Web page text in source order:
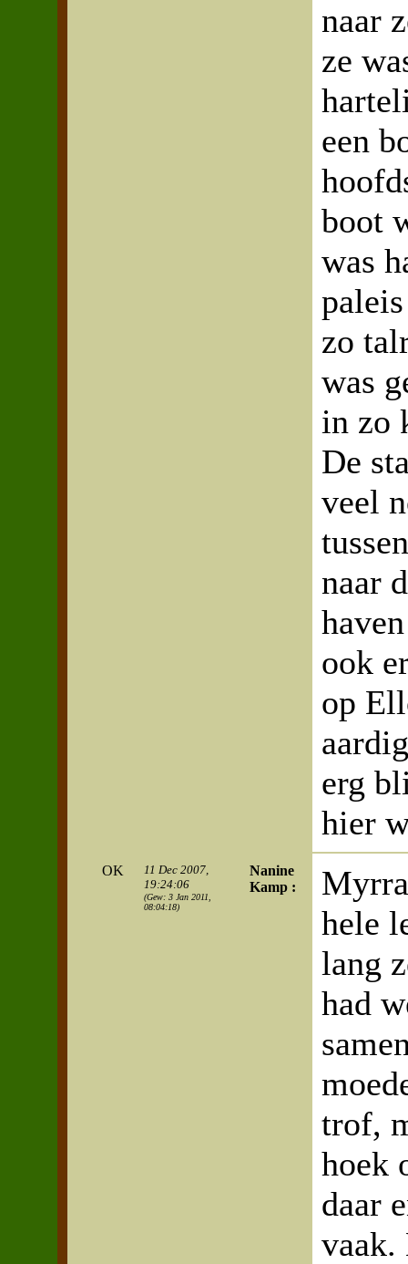
naar
ze
een
boot
was
zo
was
in zo
De
veel
naar
ook
op
erg
hier
OK
11 Dec 2007,
19:24:06
(Gew: 3 Jan 2011,
08:04:18)
Nanine
Kamp :
hele
lang
had
trof,
hoek
daar
vaak.